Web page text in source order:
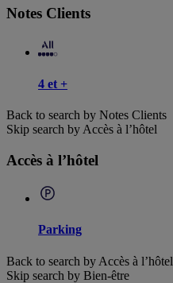
Notes Clients
4 et +
Back to search by Notes Clients
Skip search by Accès à l’hôtel
Accès à l’hôtel
Parking
Back to search by Accès à l’hôtel
Skip search by Bien-être